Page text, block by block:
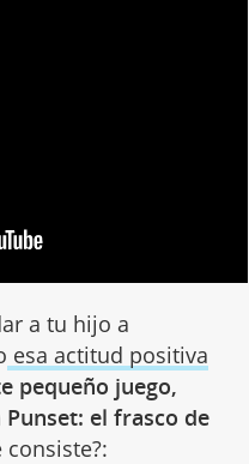
a tu hijo a
esa actitud positiva
pequeño juego,
el frasco de
consiste?: